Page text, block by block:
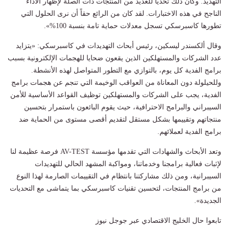
الناجح في هذه الاختبارات. لقد كان من الرائع حقاً أن نرى الحلول التي
تطورها كاسبرسكي تسجل معدلات حماية تامة بنسبة 100%».
وقال ألكسندر ليسكين، رئيس أبحاث التهديدات في كاسبرسكي: «يتزايد
عدد الشركات والمستهلكين الذين يقعون ضحايا للهجمات الإلكترونية بسبب
برامج الفدية كل يوم، بالتوازي مع التطور المتواصل لهذه الأنشطة.
وللحيلولة دون المعاناة من العواقب الوخيمة التي تنجم عن هجمات برامج
الفدية، يجب على الشركات والمستهلكين توظيف القواعد الأساسية للأمن
السيبراني والبرامج الاحترافية، حيث يقوم البائعون باستمرار بتحسين
منتجاتهم وتقييمها بشكل مستقل لتقديم أقصى مستوى من الحماية ضد
برامج الفدية لعملائهم.
وتعد الأبحاث والشهادات التي تقدمها مؤسسة AV-TEST فرصة عظيمة لنا
لإثبات فعالية برامجنا وخدماتنا، ومواكبة المشهد الحالي للتهديدات
السيبرانية، ومن ذلك مشاركتنا بانتظام في التقييمات الصارمة لهذا النوع
من برامج المنتجات، لتحسين تقنيات كاسبرسكي بما يتماشى مع التحديات
الجديدة».
تابعوا حال الخليج الاقتصادي عبر جوجل نيوز